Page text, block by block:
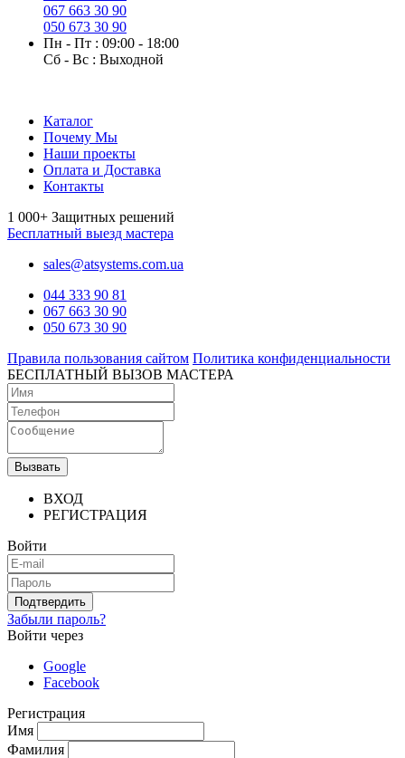
067 663 30 90
050 673 30 90
Пн - Пт : 09:00 - 18:00
Сб - Вс : Выходной
Каталог
Почему Мы
Наши проекты
Оплата и Доставка
Контакты
1 000+ Защитных решений
Бесплатный выезд мастера
sales@atsystems.com.ua
044 333 90 81
067 663 30 90
050 673 30 90
Правила пользования сайтом Политика конфиденциальности
БЕСПЛАТНЫЙ ВЫЗОВ МАСТЕРА
Вызвать
ВХОД
РЕГИСТРАЦИЯ
Войти
Подтвердить
Забыли пароль?
Войти через
Google
Facebook
Регистрация
Имя
Фамилия